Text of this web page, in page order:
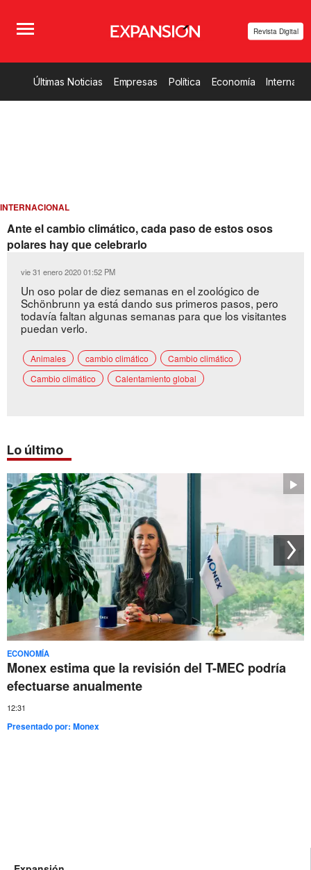
Revista Digital
Últimas Noticias Empresas Política Economía
INTERNACIONAL
Ante el cambio climático, cada paso de estos osos
polares hay que celebrarlo
vie 31 enero 2020 01:52 PM
Un oso polar de diez semanas en el zoológico de
Schönbrunn ya está dando sus primeros pasos, pero
todavía faltan algunas semanas para que los visitantes
puedan verlo.
Animales cambio climático
Cambio climático
Cambio climático
Calentamiento global
Lo último
ECONOMÍA
Monex estima que la revisión del T-MEC podría
efectuarse anualmente
12:31
Presentado por:Monex